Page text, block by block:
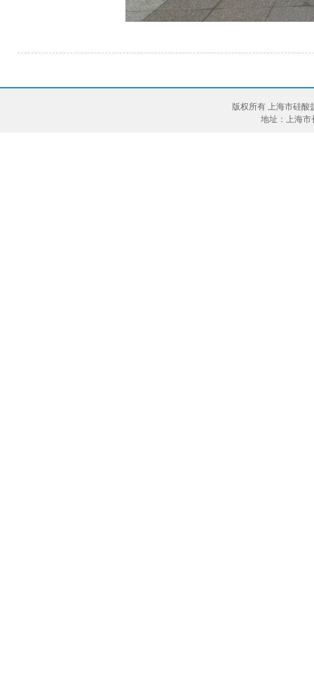
版权所有 上海市硅酸
地址：上海市